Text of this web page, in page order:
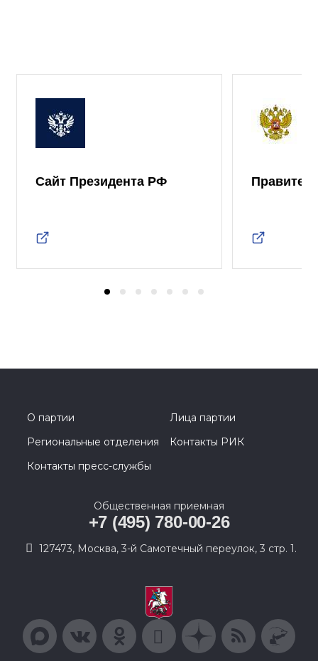
Сайт Президента РФ
О партии
Лица партии
Региональные отделения
Контакты РИК
Контакты пресс-службы
Общественная приемная
+7 (495) 780-00-26
127473, Москва, 3-й Самотечный переулок, 3 стр. 1.